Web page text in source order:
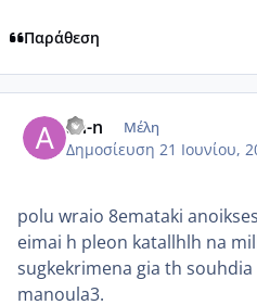
Παράθεση
an-n Μέλη
Δημοσίευση 21 Ιουνίου,
polu wraio 8emataki
eimai h pleon katallhlh na
sugkekrimena gia th
manoula3.